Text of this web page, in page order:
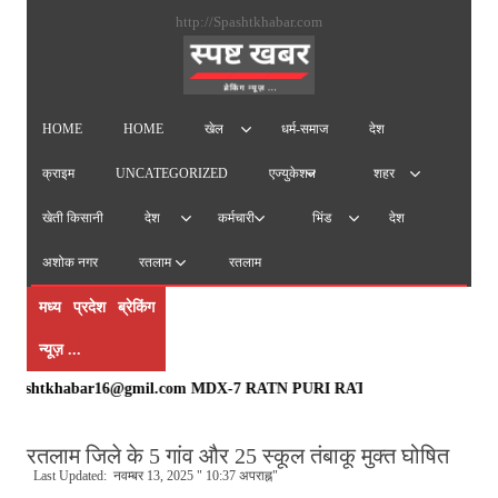
http://Spashtkhabar.com
HOME HOME खेल धर्म-समाज देश
क्राइम UNCATEGORIZED एज्युकेशन शहर
खेती किसानी देश कर्मचारी भिंड देश
अशोक नगर रतलाम रतलाम
मध्य प्रदेश ब्रेकिंग
न्यूज़ ...
MDX-7 RATN PURI RATLAM mo. 9425104324,
रतलाम जिले के 5 गांव और 25 स्कूल तंबाकू मुक्त घोषित
Last Updated: नवम्बर 13, 2025 " 10:37 अपराह्न"